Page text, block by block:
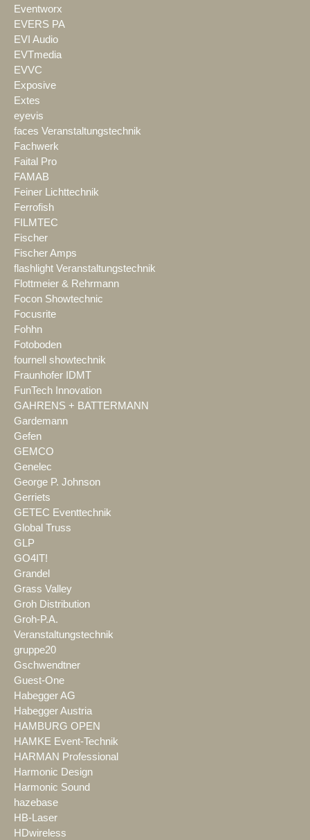
Eventworx
EVERS PA
EVI Audio
EVTmedia
EVVC
Exposive
Extes
eyevis
faces Veranstaltungstechnik
Fachwerk
Faital Pro
FAMAB
Feiner Lichttechnik
Ferrofish
FILMTEC
Fischer
Fischer Amps
flashlight Veranstaltungstechnik
Flottmeier & Rehrmann
Focon Showtechnic
Focusrite
Fohhn
Fotoboden
fournell showtechnik
Fraunhofer IDMT
FunTech Innovation
GAHRENS + BATTERMANN
Gardemann
Gefen
GEMCO
Genelec
George P. Johnson
Gerriets
GETEC Eventtechnik
Global Truss
GLP
GO4IT!
Grandel
Grass Valley
Groh Distribution
Groh-P.A.
Veranstaltungstechnik
gruppe20
Gschwendtner
Guest-One
Habegger AG
Habegger Austria
HAMBURG OPEN
HAMKE Event-Technik
HARMAN Professional
Harmonic Design
Harmonic Sound
hazebase
HB-Laser
HDwireless